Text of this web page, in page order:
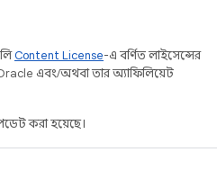
Content License-এ বর্ণিত লাইসেন্সের
এবং/অথবা তার অ্যাফিলিয়েট
করা হয়েছে।